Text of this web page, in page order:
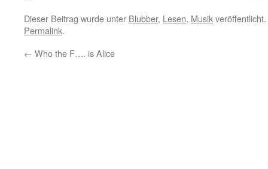
Dieser Beitrag wurde unter Blubber, Lesen, Musik
Permalink.
← Who the F…. is Alice